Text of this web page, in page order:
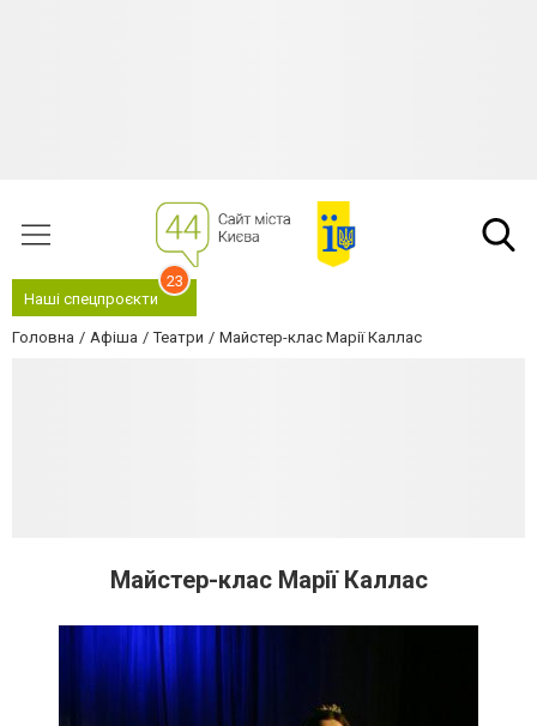
Наші спецпроєкти
23
Головна Афіша Театри Майстер-клас Марії Каллас
Майстер-клас Марії Каллас